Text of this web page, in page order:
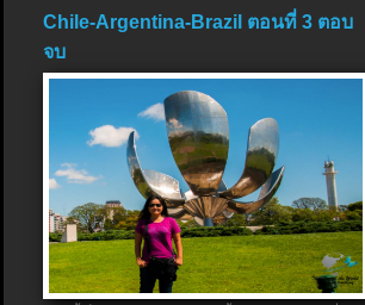
Chile-Argentina-Brazil ตอนที่ 3 ตอบ
จบ